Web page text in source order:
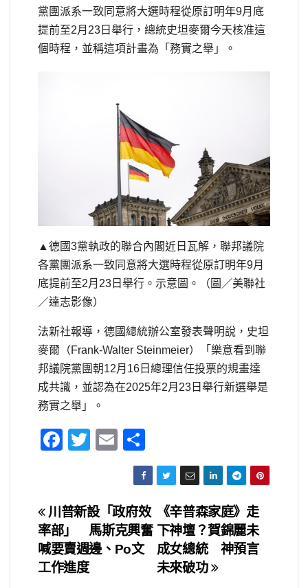
黨團派系一致同意將大選時程從原訂明年9月底
提前至2月23日舉行，總統史坦麥爾今天核准這
個時程，並稱這項計畫為「務實之舉」。
▲德國3黨執政的聯合內閣近日瓦解，聯邦議院
各黨團派系一致同意將大選時程從原訂明年9月
底提前至2月23日舉行。示意圖。（圖／美聯社
／達志影像）
法新社報導，德國總統辦公室發表聲明說，史坦
麥爾（Frank-Walter Steinmeier）「樂意看到聯
邦議院黨團朝12月16日總理信任投票的規畫達
成共識，並認為在2025年2月23日舉行新選舉是
務實之舉」。
F
e
b
o
o
T
er
E
m
ail
h
ar
e
文
章
導
《辛普森家庭》走
下神壇？賀錦麗未
成女總統 神預言
未來破功
川普新設「政府效
率部」 馬斯克興奮
喊要賣週邊、Po文
工作進度